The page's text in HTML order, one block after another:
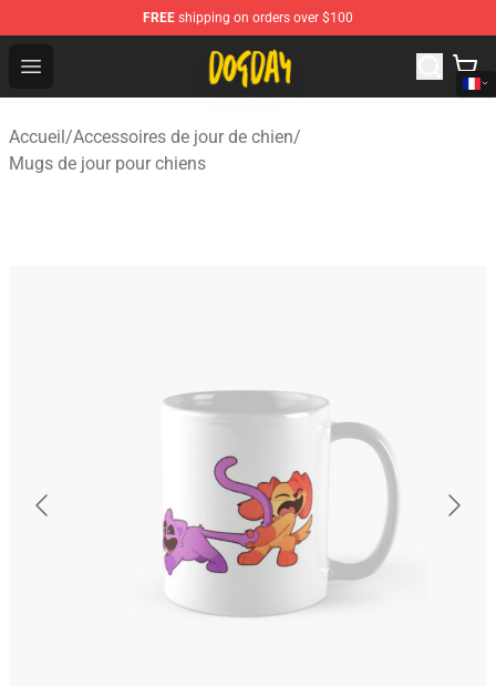
FREE shipping on orders over $100
Open menu
DogDay Store - Official DogDay Merchandise Shop
Accueil/Accessoires de jour de chien/
Mugs de jour pour chiens